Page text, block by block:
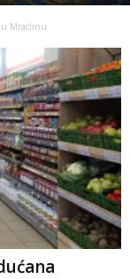
u Mraclinu